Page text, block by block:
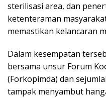
sterilisasi area, dan
ketenteraman
memastikan kelancaran
Dalam kesempatan
bersama unsur Forum
(Forkopimda) dan
tampak menyambut